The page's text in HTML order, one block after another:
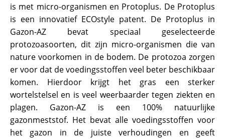
is met micro-organismen en Protoplus. De Protoplus
is een innovatief ECOstyle patent. De Protoplus in
Gazon-AZ bevat speciaal geselecteerde
protozoasoorten, dit zijn micro-organismen die van
nature voorkomen in de bodem. De protozoa zorgen
er voor dat de voedingsstoffen veel beter beschikbaar
komen. Hierdoor krijgt het gras een sterker
wortelstelsel en is veel weerbaarder tegen ziekten en
plagen. Gazon-AZ is een 100% natuurlijke
gazonmeststof. Het bevat alle voedingsstoffen voor
het gazon in de juiste verhoudingen en geeft